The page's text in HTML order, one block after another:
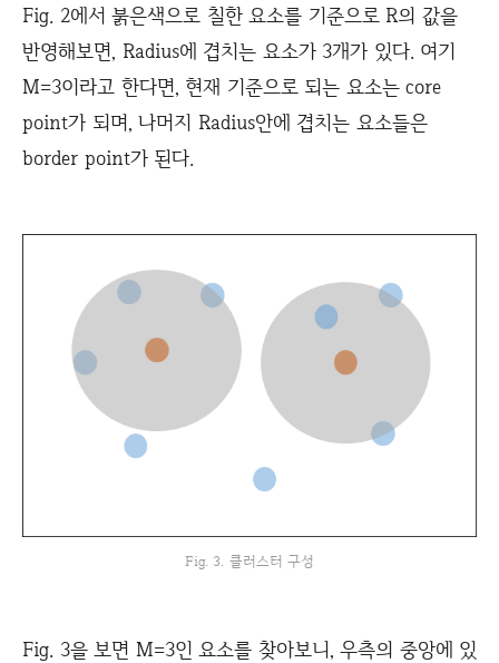
Fig. 2에서 붉은색으로 칠한 요소를 기준으로 R의 값을
반영해보면, Radius에 겹치는 요소가 3개가 있다. 여기
M=3이라고 한다면, 현재 기준으로 되는 요소는 core
point가 되며, 나머지 Radius안에 겹치는 요소들은
border point가 된다.
Fig. 3. 클러스터 구성
Fig. 3을 보면 M=3인 요소를 찾아보니, 우측의 중앙에 있